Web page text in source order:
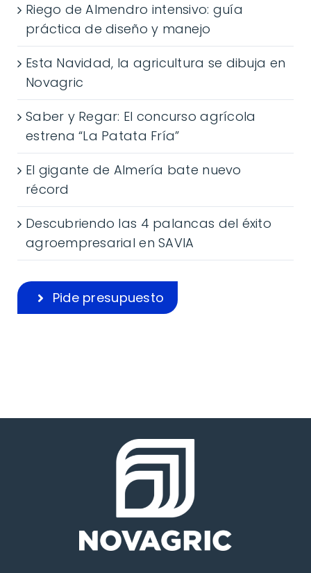
Riego de Almendro intensivo: guía
práctica de diseño y manejo
Esta Navidad, la agricultura se dibuja en
Novagric
Saber y Regar: El concurso agrícola
estrena “La Patata Fría”
El gigante de Almería bate nuevo
récord
Descubriendo las 4 palancas del éxito
agroempresarial en SAVIA
Pide presupuesto